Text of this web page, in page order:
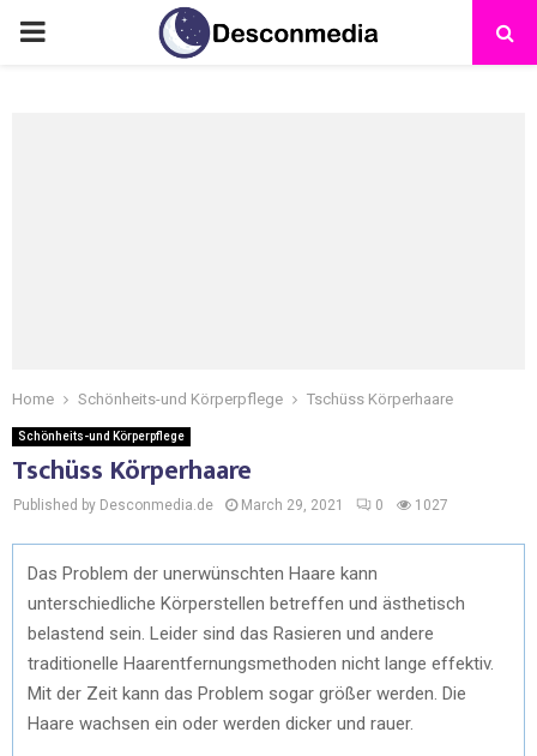
Home Schönheits-und Körperpflege Tschüss Körperhaare
Schönheits-und Körperpflege
Tschüss Körperhaare
Published by Desconmedia.de March 29, 2021 0 1027
Das Problem der unerwünschten Haare kann
unterschiedliche Körperstellen betreffen und ästhetisch
belastend sein. Leider sind das Rasieren und andere
traditionelle Haarentfernungsmethoden nicht lange effektiv.
Mit der Zeit kann das Problem sogar größer werden. Die
Haare wachsen ein oder werden dicker und rauer.